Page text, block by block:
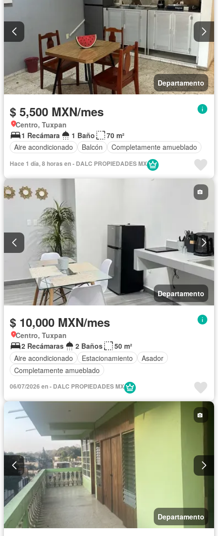
Departamento
$ 5,500 MXN/mes
Centro, Tuxpan
1 Recámara
1 Baño
70 m²
Aire acondicionado
Balcón Completamente amueblado
Hace 1 día, 8 horas en - DALC PROPIEDADES MX
Departamento
$ 10,000 MXN/mes
Centro, Tuxpan
2 Recámaras
2 Baños
50 m²
Aire acondicionado
Estacionamiento
Asador
Completamente amueblado
06/07/2026 en - DALC PROPIEDADES MX
Departamento